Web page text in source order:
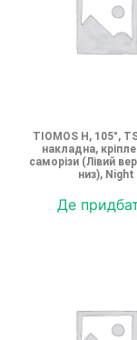
TIOMOS H, 105°,
накладна,
саморізи (Лівий
низ), Night
Де